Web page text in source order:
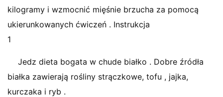
kilogramy i wzmocnić mięśnie brzucha za pomocą
ukierunkowanych ćwiczeń . Instrukcja
1
Jedz dieta bogata w chude białko . Dobre źródła
białka zawierają rośliny strączkowe, tofu , jajka,
kurczaka i ryb .